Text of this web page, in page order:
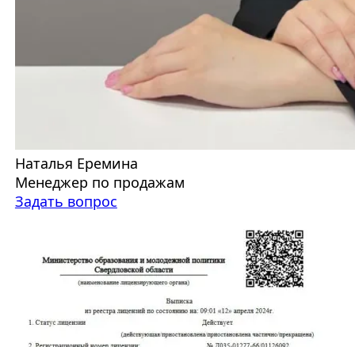
Наталья Еремина
Менеджер по продажам
Задать вопрос